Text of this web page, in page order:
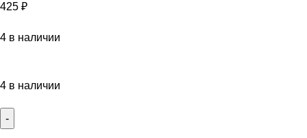
425 ₽
4 в наличии
4 в наличии